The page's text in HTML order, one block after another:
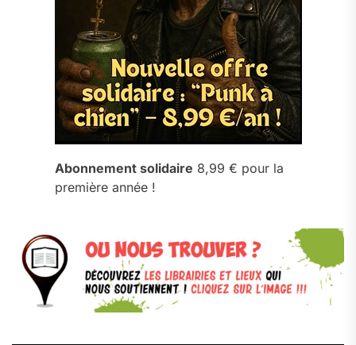
Abonnement solidaire 8,99 € pour la
première année !